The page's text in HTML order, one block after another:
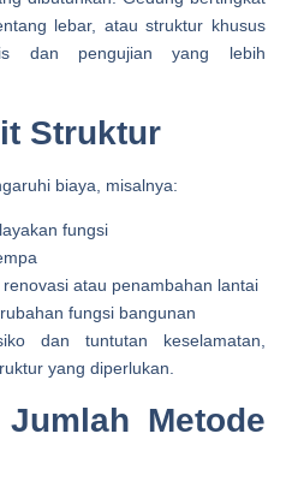
lebar, atau struktur khusus
dan pengujian yang lebih
Struktur
biaya, misalnya:
fungsi
atau penambahan lantai
fungsi bangunan
dan tuntutan keselamatan,
yang diperlukan.
Metode